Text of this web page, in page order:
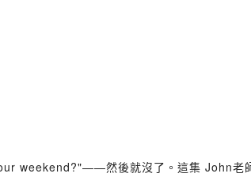
weekend?"——然後就沒了。這集 John老